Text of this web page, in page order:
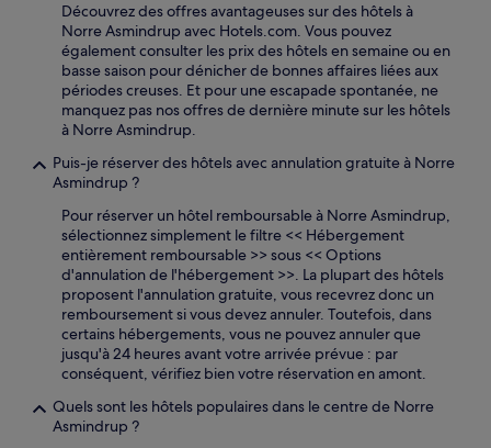
Découvrez des offres avantageuses sur des hôtels à
Norre Asmindrup avec Hotels.com. Vous pouvez
également consulter les prix des hôtels en semaine ou en
basse saison pour dénicher de bonnes affaires liées aux
périodes creuses. Et pour une escapade spontanée, ne
manquez pas nos offres de dernière minute sur les hôtels
à Norre Asmindrup.
Puis-je réserver des hôtels avec annulation gratuite à Norre
Asmindrup ?
Pour réserver un hôtel remboursable à Norre Asmindrup,
sélectionnez simplement le filtre << Hébergement
entièrement remboursable >> sous << Options
d'annulation de l'hébergement >>. La plupart des hôtels
proposent l'annulation gratuite, vous recevrez donc un
remboursement si vous devez annuler. Toutefois, dans
certains hébergements, vous ne pouvez annuler que
jusqu'à 24 heures avant votre arrivée prévue : par
conséquent, vérifiez bien votre réservation en amont.
Quels sont les hôtels populaires dans le centre de Norre
Asmindrup ?